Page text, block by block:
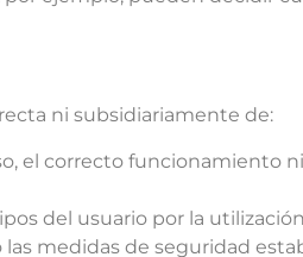
ni subsidiariamente de:
el correcto
del usuario por la
medidas de seguridad